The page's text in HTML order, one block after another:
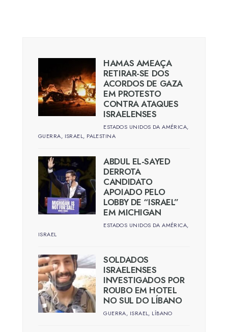
HAMAS AMEAÇA
RETIRAR-SE DOS
ACORDOS DE GAZA
EM PROTESTO
CONTRA ATAQUES
ISRAELENSES
ESTADOS UNIDOS DA AMÉRICA,
GUERRA, ISRAEL, PALESTINA
ABDUL EL-SAYED
DERROTA
CANDIDATO
APOIADO PELO
LOBBY DE “ISRAEL”
EM MICHIGAN
ESTADOS UNIDOS DA AMÉRICA,
ISRAEL
SOLDADOS
ISRAELENSES
INVESTIGADOS POR
ROUBO EM HOTEL
NO SUL DO LÍBANO
GUERRA, ISRAEL, LÍBANO